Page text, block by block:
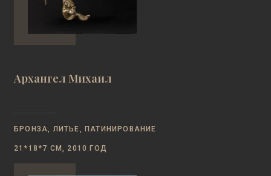
Архангел Михаил
БРОНЗА, ЛИТЬЕ, ПАТИНИРОВАНИЕ
21*18*7 СМ, 2010 ГОД